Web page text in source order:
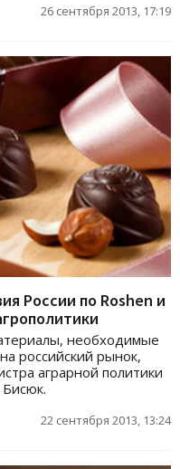
26 сентября 2013, 17:19
России по Roshen и
необходимые
российский рынок,
аграрной политики
22 сентября 2013, 13:24